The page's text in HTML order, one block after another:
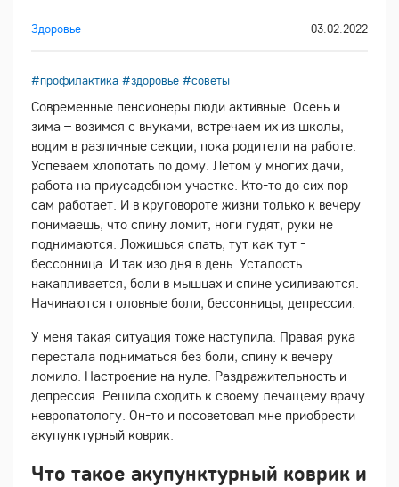
Здоровье 03.02.2022
#профилактика #здоровье #советы
Современные пенсионеры люди активные. Осень и
зима – возимся с внуками, встречаем их из школы,
водим в различные секции, пока родители на работе.
Успеваем хлопотать по дому. Летом у многих дачи,
работа на приусадебном участке. Кто-то до сих пор
сам работает. И в круговороте жизни только к вечеру
понимаешь, что спину ломит, ноги гудят, руки не
поднимаются. Ложишься спать, тут как тут -
бессонница. И так изо дня в день. Усталость
накапливается, боли в мышцах и спине усиливаются.
Начинаются головные боли, бессонницы, депрессии.
У меня такая ситуация тоже наступила. Правая рука
перестала подниматься без боли, спину к вечеру
ломило. Настроение на нуле. Раздражительность и
депрессия. Решила сходить к своему лечащему врачу
невропатологу. Он-то и посоветовал мне приобрести
акупунктурный коврик.
Что такое акупунктурный коврик и